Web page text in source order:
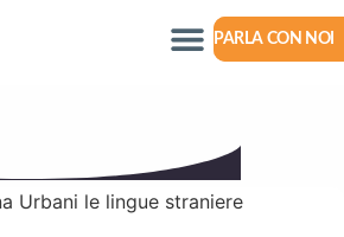
PARLA CON NOI